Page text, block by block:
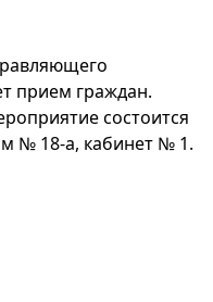
прием граждан.
состоится
№ 18-а, кабинет № 1.